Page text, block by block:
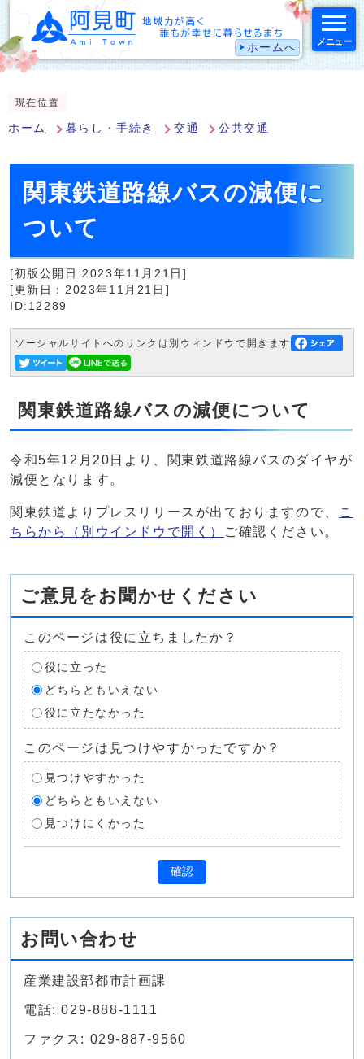
ホームへ メニュー
現在位置
ホーム 暮らし・手続き 交通 公共交通
関東鉄道路線バスの減便に
ついて
[初版公開日:2023年11月21日]
[更新日：2023年11月21日]
ID:12289
ソーシャルサイトへのリンクは別ウィンドウで開きます
関東鉄道路線バスの減便について
令和5年12月20日より、関東鉄道路線バスのダイヤが
減便となります。
関東鉄道よりプレスリリースが出ておりますので、
こ
ちらから
（別ウインドウで開く） ご確認ください。
ご意見をお聞かせください
このページは役に立ちましたか？
役に立った
どちらともいえない
役に立たなかった
このページは見つけやすかったですか？
見つけやすかった
どちらともいえない
見つけにくかった
確認
お問い合わせ
産業建設部都市計画課
電話: 029-888-1111
ファクス: 029-887-9560